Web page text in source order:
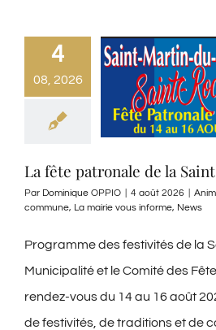
4
08, 2026
La fête patronale de la
Par Dominique OPPIO 4 août 2026
commune, La mairie vous informe, News
Programme des festivités de la
Municipalité et le Comité des
rendez-vous du 14 au 16 août
de festivités, de traditions et de